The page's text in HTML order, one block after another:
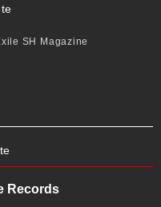
SH Magazine
Records